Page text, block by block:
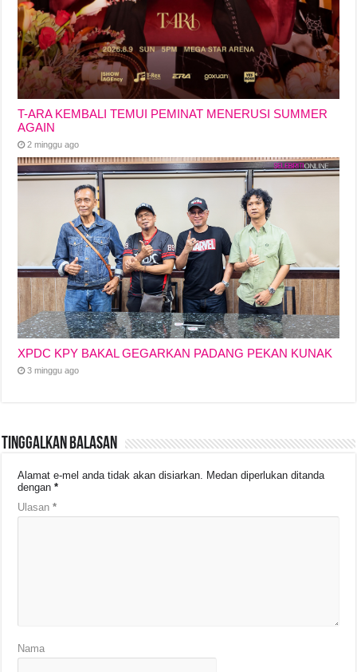
T-ARA KEMBALI TEMUI PEMINAT MENERUSI SUMMER
AGAIN
2 minggu ago
XPDC KPY BAKAL GEGARKAN PADANG PEKAN KUNAK
3 minggu ago
Tinggalkan Balasan
Alamat e-mel anda tidak akan disiarkan. Medan diperlukan ditanda
dengan*
Ulasan*
Nama